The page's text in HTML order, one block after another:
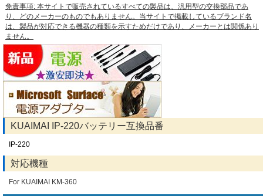
免責事項: 本サイトで販売されているすべての製品は、汎用型の交換部品であ
り、どのメーカーのものでもありません。当サイトで掲載しているブランド名
は、製品が対応できる機器の種類を示すためだけであり、メーカーとは関係あり
ません。
KUAIMAI IP-220バッテリー互換品番
IP-220
対応機種
For KUAIMAI KM-360